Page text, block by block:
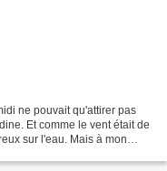
ne pouvait qu'attirer pas
Et comme le vent était de
sur l'eau. Mais à mon